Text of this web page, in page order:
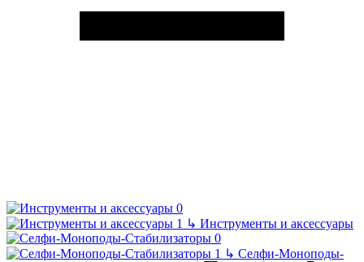
↳ Инструменты и аксессуары
↳ Селфи-Моноподы-